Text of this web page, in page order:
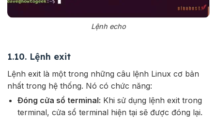
Lệnh echo
1.10. Lệnh exit
Lệnh exit là một trong những câu lệnh Linux cơ bản
nhất trong hệ thống. Nó có chức năng:
Đóng cửa sổ terminal: Khi sử dụng lệnh exit trong
terminal, cửa sổ terminal hiện tại sẽ được đóng lại.